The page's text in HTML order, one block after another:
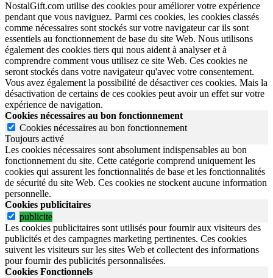
NostalGift.com utilise des cookies pour améliorer votre expérience
pendant que vous naviguez. Parmi ces cookies, les cookies classés
comme nécessaires sont stockés sur votre navigateur car ils sont
essentiels au fonctionnement de base du site Web. Nous utilisons
également des cookies tiers qui nous aident à analyser et à
comprendre comment vous utilisez ce site Web. Ces cookies ne
seront stockés dans votre navigateur qu'avec votre consentement.
Vous avez également la possibilité de désactiver ces cookies. Mais la
désactivation de certains de ces cookies peut avoir un effet sur votre
expérience de navigation.
Cookies nécessaires au bon fonctionnement
Cookies nécessaires au bon fonctionnement
Toujours activé
Les cookies nécessaires sont absolument indispensables au bon
fonctionnement du site. Cette catégorie comprend uniquement les
cookies qui assurent les fonctionnalités de base et les fonctionnalités
de sécurité du site Web. Ces cookies ne stockent aucune information
personnelle.
Cookies publicitaires
publicite
Les cookies publicitaires sont utilisés pour fournir aux visiteurs des
publicités et des campagnes marketing pertinentes. Ces cookies
suivent les visiteurs sur les sites Web et collectent des informations
pour fournir des publicités personnalisées.
Cookies Fonctionnels